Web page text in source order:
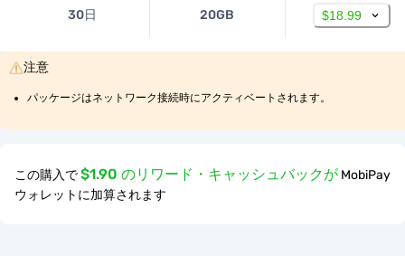
30日 20GB $18.99
注意
パッケージはネットワーク接続時にアクティベートされます。
この購入で$1.90 のリワード・キャッシュバックが MobiPay
ウォレットに加算されます